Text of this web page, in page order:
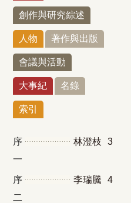
創作與研究綜述
人物 著作與出版
會議與活動
大事紀 名錄
索引
序
一
林澄枝 3
序
二
李瑞騰 4